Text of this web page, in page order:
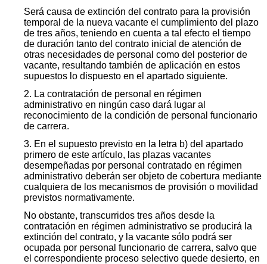
Será causa de extinción del contrato para la provisión
temporal de la nueva vacante el cumplimiento del plazo
de tres años, teniendo en cuenta a tal efecto el tiempo
de duración tanto del contrato inicial de atención de
otras necesidades de personal como del posterior de
vacante, resultando también de aplicación en estos
supuestos lo dispuesto en el apartado siguiente.
2. La contratación de personal en régimen
administrativo en ningún caso dará lugar al
reconocimiento de la condición de personal funcionario
de carrera.
3. En el supuesto previsto en la letra b) del apartado
primero de este artículo, las plazas vacantes
desempeñadas por personal contratado en régimen
administrativo deberán ser objeto de cobertura mediante
cualquiera de los mecanismos de provisión o movilidad
previstos normativamente.
No obstante, transcurridos tres años desde la
contratación en régimen administrativo se producirá la
extinción del contrato, y la vacante sólo podrá ser
ocupada por personal funcionario de carrera, salvo que
el correspondiente proceso selectivo quede desierto, en